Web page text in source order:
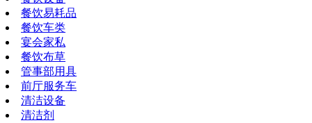
餐饮易耗品
餐饮车类
宴会家私
餐饮布草
管事部用具
前厅服务车
清洁设备
清洁剂